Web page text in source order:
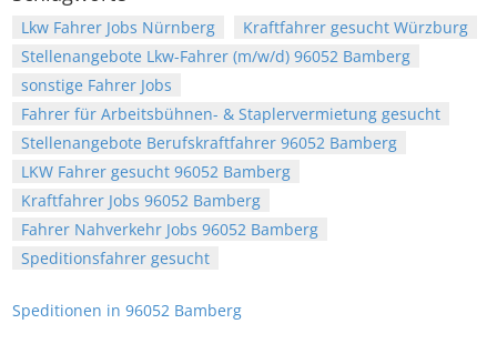
Lkw Fahrer Jobs Nürnberg
Kraftfahrer gesucht Würzburg
Stellenangebote Lkw-Fahrer (m/w/d) 96052 Bamberg
sonstige Fahrer Jobs
Fahrer für Arbeitsbühnen- & Staplervermietung gesucht
Stellenangebote Berufskraftfahrer 96052 Bamberg
LKW Fahrer gesucht 96052 Bamberg
Kraftfahrer Jobs 96052 Bamberg
Fahrer Nahverkehr Jobs 96052 Bamberg
Speditionsfahrer gesucht
Speditionen in 96052 Bamberg